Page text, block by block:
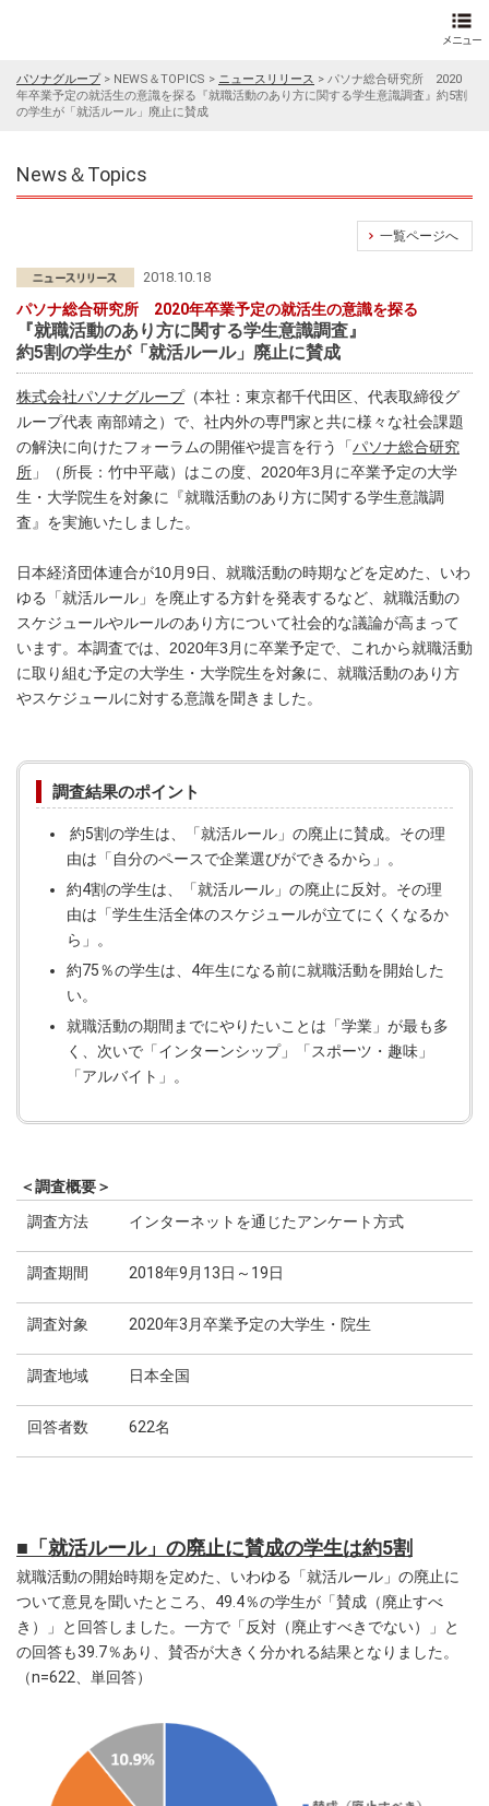
パソナグループ> NEWS＆TOPICS > ニュースリリース > パソナ総合研究所 2020
年卒業予定の就活生の意識を探る『就職活動のあり方に関する学生意識調査』約5割
の学生が「就活ルール」廃止に賛成
News＆Topics
一覧ページへ
2018.10.18
パソナ総合研究所 2020年卒業予定の就活生の意識を探る
『就職活動のあり方に関する学生意識調査』
約5割の学生が「就活ルール」廃止に賛成
株式会社パソナグループ（本社：東京都千代田区、代表取締役グ
ループ代表 南部靖之）で、社内外の専門家と共に様々な社会課題
の解決に向けたフォーラムの開催や提言を行う「パソナ総合研究
所 」（所長：竹中平蔵）はこの度、2020年3月に卒業予定の大学
生・大学院生を対象に『就職活動のあり方に関する学生意識調
査』を実施いたしました。
日本経済団体連合が10月9日、就職活動の時期などを定めた、いわ
ゆる「就活ルール」を廃止する方針を発表するなど、就職活動の
スケジュールやルールのあり方について社会的な議論が高まって
います。本調査では、2020年3月に卒業予定で、これから就職活動
に取り組む予定の大学生・大学院生を対象に、就職活動のあり方
やスケジュールに対する意識を聞きました。
調査結果のポイント
約5割の学生は、「就活ルール」の廃止に賛成。その理
由は「自分のペースで企業選びができるから」。
約4割の学生は、「就活ルール」の廃止に反対。その理
由は「学生生活全体のスケジュールが立てにくくなるか
ら」。
約75％の学生は、4年生になる前に就職活動を開始した
い。
就職活動の期間までにやりたいことは「学業」が最も多
く、次いで「インターンシップ」「スポーツ・趣味」
「アルバイト」。
＜調査概要＞
調査方法
インターネットを通じたアンケート方式
調査期間 2018年9月13日～19日
調査対象 2020年3月卒業予定の大学生・院生
調査地域 日本全国
回答者数 622名
■「就活ルール」の廃止に賛成の学生は約5割
就職活動の開始時期を定めた、いわゆる「就活ルール」の廃止に
ついて意見を聞いたところ、49.4％の学生が「賛成（廃止すべ
き）」と回答しました。一方で「反対（廃止すべきでない）」と
の回答も39.7％あり、賛否が大きく分かれる結果となりました。
（n=622、単回答）